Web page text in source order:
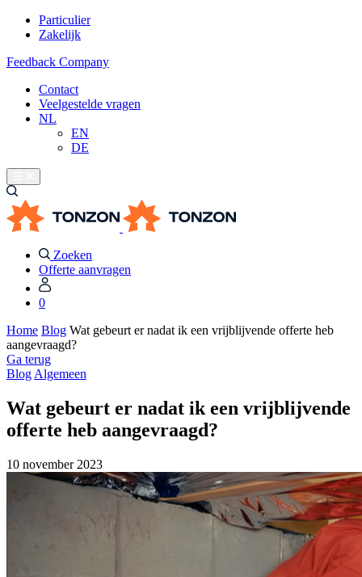
Particulier
Zakelijk
Feedback Company
Contact
Veelgestelde vragen
NL
EN
DE
Zoeken
Offerte aanvragen
0
Home Blog Wat gebeurt er nadat ik een vrijblijvende offerte heb
aangevraagd?
Ga terug
Blog Algemeen
Wat gebeurt er nadat ik een vrijblijvende
offerte heb aangevraagd?
10 november 2023